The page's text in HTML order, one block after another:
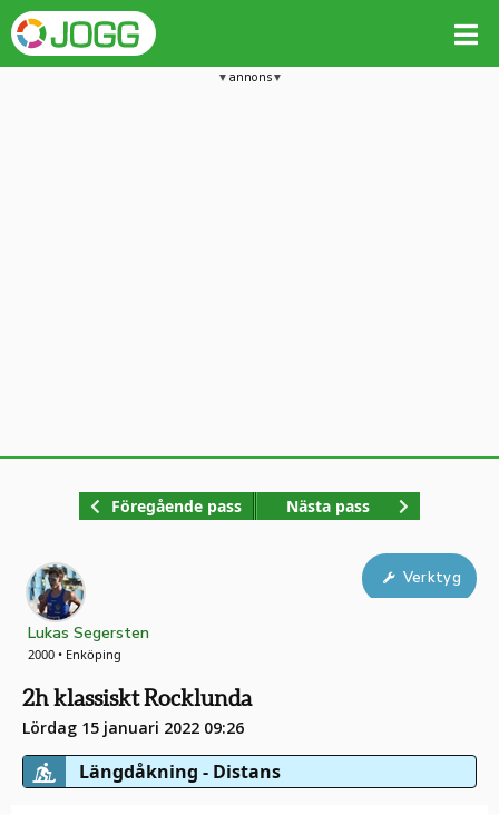
annons
Föregående pass Nästa pass
Lukas Segersten
2000 • Enköping
2h klassiskt Rocklunda
Lördag 15 januari 2022 09:26
Längdåkning - Distans
Verktyg